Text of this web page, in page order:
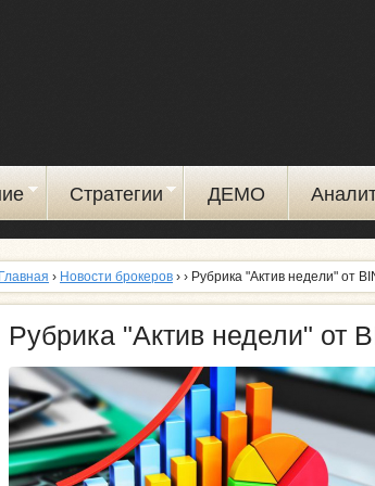
Стратегии ДЕМО
Главная › Новости брокеров › › Рубрика "Актив недели" от
Рубрика "Актив недели" от